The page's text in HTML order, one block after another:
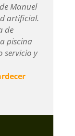
Manuel
artificial.
de
piscina
servicio y